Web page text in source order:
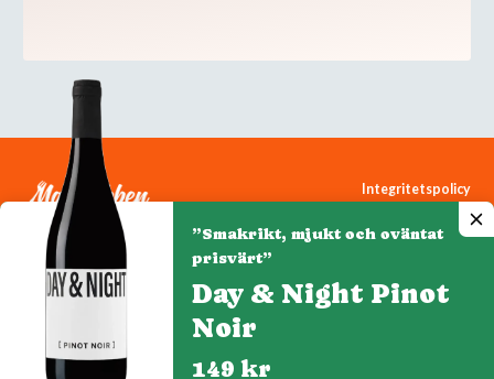
Integritetspolicy
Cookiepolicy
Denna webbplats drivs av Vinklubben i Norden AB
© 2026 mytaste.se
”Smakrikt, mjukt och oväntat
prisvärt”
Day & Night Pinot
Noir
149 kr